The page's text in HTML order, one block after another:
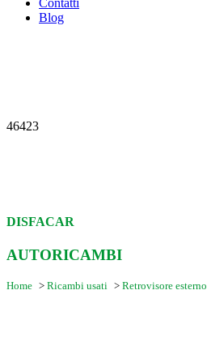
Contatti
Blog
46423
DISFACAR
AUTORICAMBI
Home > Ricambi usati > Retrovisore esterno